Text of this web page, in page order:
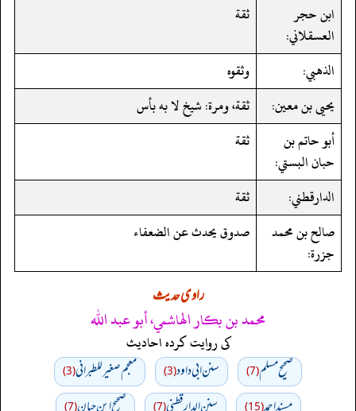
ابن حجر
العسقلاني:
ثقة
الذهبي:
وثقوه
يحيى بن معين:
ثقة، ومرة: شيخ لا به بأس
أبو حاتم بن
حبان البستي:
ثقة
الدارقطني:
ثقة
صالح بن محمد
جزرة:
صدوق يحدث عن الضعفاء
راوی حدیث
محمد بن بكار الهاشمي، أبو عبد الله
کی روایت کردہ احادیث
صحيح مسلم(7) سنن ابي داود(3) معجم صغير للطبراني(3)